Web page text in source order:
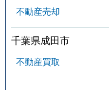
不動産売却
千葉県成田市
不動産買取